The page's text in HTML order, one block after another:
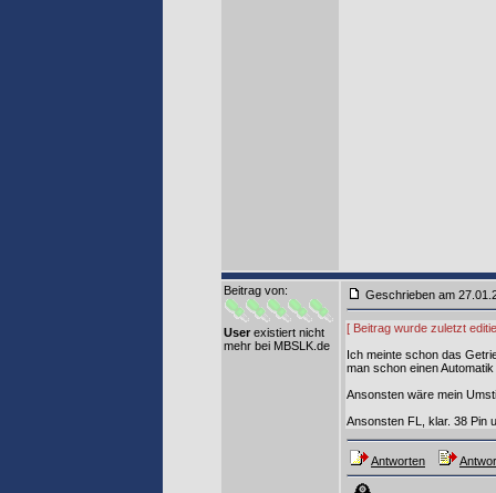
Beitrag von:
User existiert nicht
mehr bei MBSLK.de
Geschrieben am
[ Beitrag wurde zuletzt
Ich meinte schon das
man schon einen
Ansonsten wäre mein
Ansonsten FL, klar. 38 Pin
Antworten